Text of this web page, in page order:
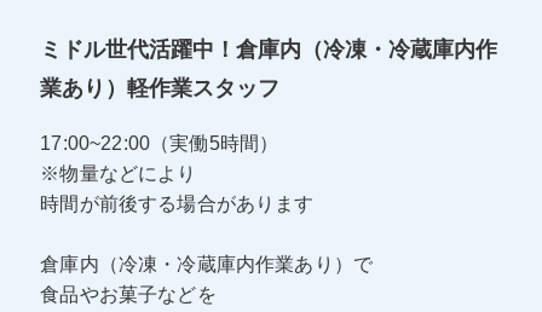
ミドル世代活躍中！倉庫内（冷凍・冷蔵庫内作
業あり）軽作業スタッフ
17:00~22:00（実働5時間）
※物量などにより
時間が前後する場合があります
倉庫内（冷凍・冷蔵庫内作業あり）で
食品やお菓子などを